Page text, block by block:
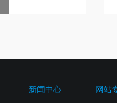
新闻中心 网站